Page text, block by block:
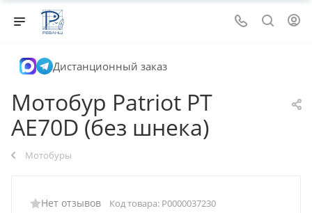
Дистанционный заказ
Мотобур Patriot PT
AE70D (без шнека)
Мотобуры
Нет отзывов Код товара: Р0000037230